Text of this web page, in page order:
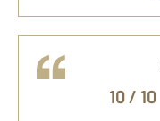
10/ 10